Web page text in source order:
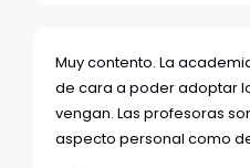
Muy contento. La
de cara a poder adoptar
vengan. Las profesoras
aspecto personal como